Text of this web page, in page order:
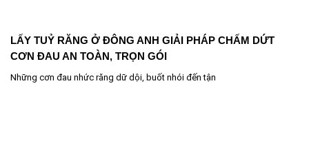
LẤY TUỶ RĂNG Ở ĐÔNG ANH GIẢI PHÁP CHẤM DỨT
CƠN ĐAU AN TOÀN, TRỌN GÓI
Những cơn đau nhức răng dữ dội, buốt nhói đến tận